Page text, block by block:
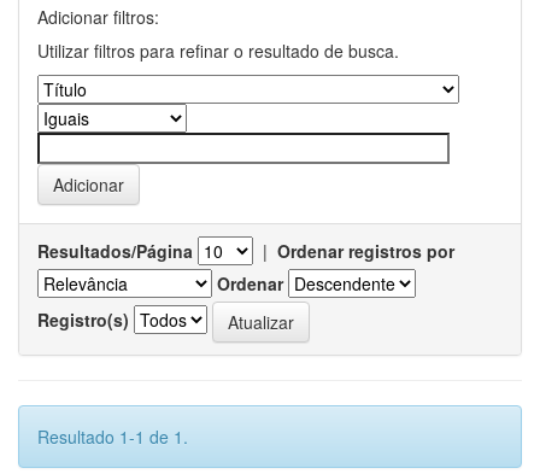
Adicionar filtros:
Utilizar filtros para refinar o resultado de busca.
Resultados/Página | Ordenar registros por
Ordenar
Registro(s)
Resultado 1-1 de 1.